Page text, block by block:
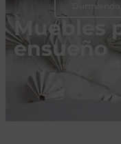
Durmiendo
Muebles
ensueño